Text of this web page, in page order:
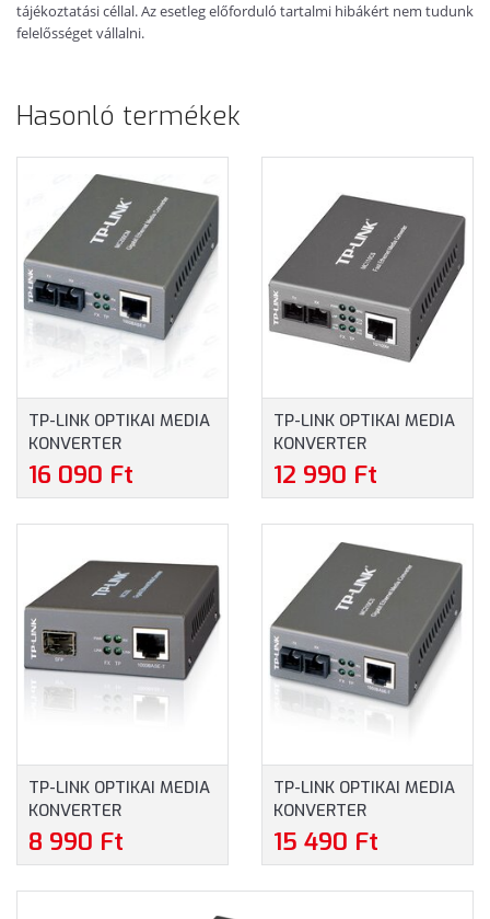
tájékoztatási céllal. Az esetleg előforduló tartalmi hibákért nem tudunk
felelősséget vállalni.
Hasonló termékek
TP-LINK OPTIKAI MEDIA
KONVERTER
1000(RÉZ)-1000FX(SC)
MULTI MÓD (MC200CM)
16 090 Ft
TP-LINK OPTIKAI MEDIA
KONVERTER
100(RÉZ)-100FX(SC)
SINGLE MÓD (MC110CS)
12 990 Ft
TP-LINK OPTIKAI MEDIA
KONVERTER
1000(RÉZ)-1000FX(LC)
SINGLE/MULTI MÓD
8 990 Ft
TP-LINK OPTIKAI MEDIA
KONVERTER
1000(RÉZ)-1000SX(SC)
SINGLE MÓD (MC210CS)
15 490 Ft